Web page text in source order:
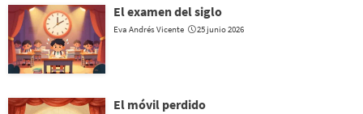
El examen del siglo
Eva Andrés Vicente 25 junio 2026
El móvil perdido